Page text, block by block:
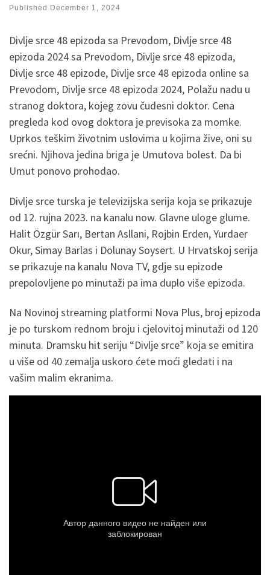
Published December 1, 2024
Divlje srce 48 epizoda sa Prevodom, Divlje srce 48
epizoda 2024 sa Prevodom, Divlje srce 48 epizoda,
Divlje srce 48 epizode, Divlje srce 48 epizoda online sa
Prevodom, Divlje srce 48 epizoda 2024, Polažu nadu u
stranog doktora, kojeg zovu čudesni doktor. Cena
pregleda kod ovog doktora je previsoka za momke.
Uprkos teškim životnim uslovima u kojima žive, oni su
srećni. Njihova jedina briga je Umutova bolest. Da bi
Umut ponovo prohodao.
Divlje srce turska je televizijska serija koja se prikazuje
od 12. rujna 2023. na kanalu now. Glavne uloge glume.
Halit Özgür Sarı, Bertan Asllani, Rojbin Erden, Yurdaer
Okur, Simay Barlas i Dolunay Soysert. U Hrvatskoj serija
se prikazuje na kanalu Nova TV, gdje su epizode
prepolovljene po minutaži pa ima duplo više epizoda.
Na Novinoj streaming platformi Nova Plus, broj epizoda
je po turskom rednom broju i cjelovitoj minutaži od 120
minuta. Dramsku hit seriju “Divlje srce” koja se emitira
u više od 40 zemalja uskoro ćete moći gledati i na
vašim malim ekranima.